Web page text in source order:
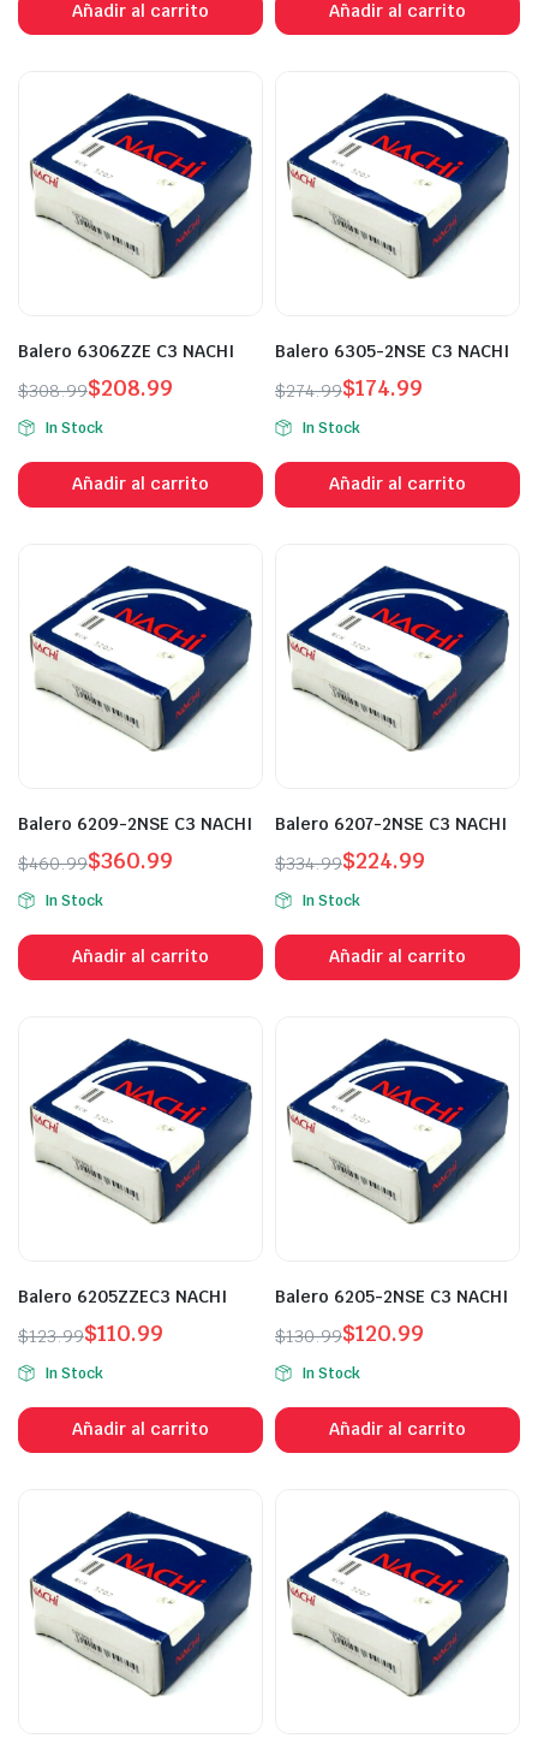
Añadir al carrito Añadir al carrito
Balero 6306ZZE C3 NACHI
$308.99$208.99
In Stock
Añadir al carrito
Balero 6305-2NSE C3 NACHI
$274.99$174.99
In Stock
Añadir al carrito
Balero 6209-2NSE C3 NACHI
$460.99$360.99
In Stock
Añadir al carrito
Balero 6207-2NSE C3 NACHI
$334.99$224.99
In Stock
Añadir al carrito
Balero 6205ZZEC3 NACHI
$123.99$110.99
In Stock
Añadir al carrito
Balero 6205-2NSE C3 NACHI
$130.99$120.99
In Stock
Añadir al carrito